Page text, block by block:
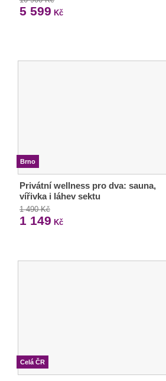
5 599 Kč
Brno
Privátní wellness pro dva: sauna,
vířivka i láhev sektu
1 490 Kč
1 149 Kč
Celá ČR